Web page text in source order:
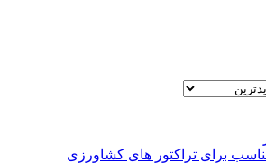
برای تراکتور های کشاورزی